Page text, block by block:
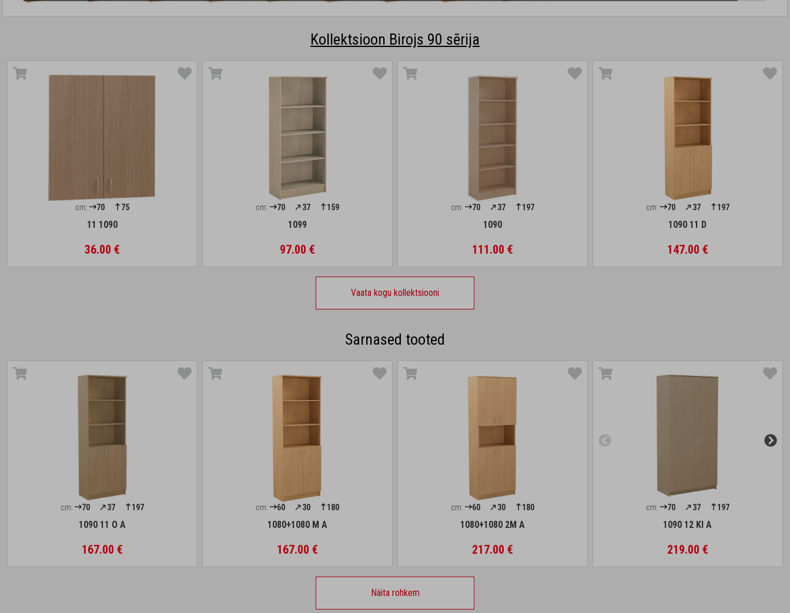
Kollektsioon Birojs 90 sērija
cm: 70 75
11 1090
36.00 €
cm: 70 37 159
1099
97.00 €
cm: 70 37 197
1090
111.00 €
cm: 70 37 197
1090 11 D
147.00 €
Vaata kogu kollektsiooni
Sarnased tooted
cm: 70 37 197
1090 11 O A
167.00 €
cm: 60 30 180
1080+1080 M A
167.00 €
cm: 60 30 180
1080+1080 2M A
217.00 €
cm: 70 37 197
1090 12 Kl A
219.00 €
Näita rohkem